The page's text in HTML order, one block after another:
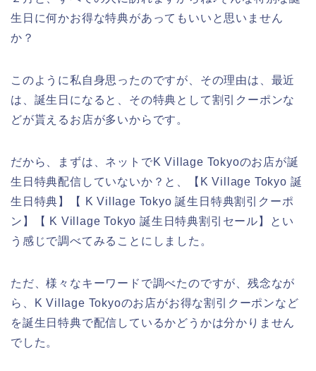
生日に何かお得な特典があってもいいと思いません
か？
このように私自身思ったのですが、その理由は、最近
は、誕生日になると、その特典として割引クーポンな
どが貰えるお店が多いからです。
だから、まずは、ネットでK Village Tokyoのお店が誕
生日特典配信していないか？と、【K Village Tokyo 誕
生日特典】【 K Village Tokyo 誕生日特典割引クーポ
ン】【 K Village Tokyo 誕生日特典割引セール】とい
う感じで調べてみることにしました。
ただ、様々なキーワードで調べたのですが、残念なが
ら、K Village Tokyoのお店がお得な割引クーポンなど
を誕生日特典で配信しているかどうかは分かりません
でした。